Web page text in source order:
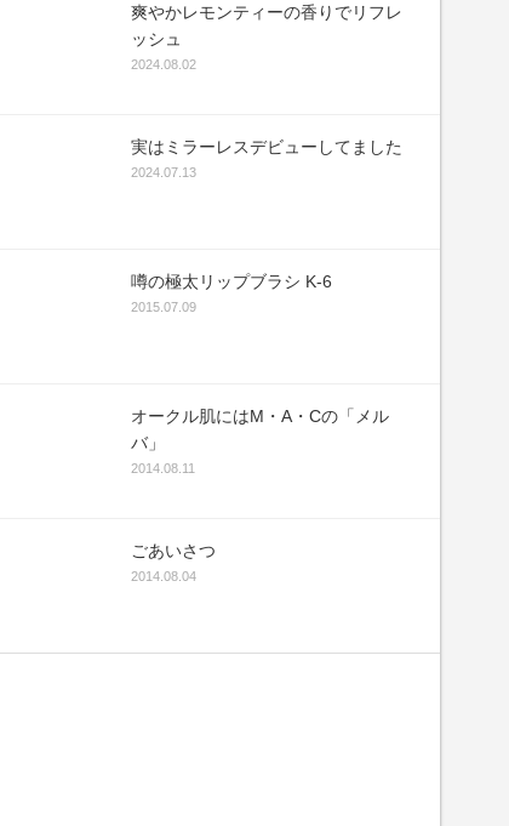
爽やかレモンティーの香りでリフレ
ッシュ
2024.08.02
実はミラーレスデビューしてました
2024.07.13
噂の極太リップブラシ K-6
2015.07.09
オークル肌にはM・A・Cの「メル
バ」
2014.08.11
ごあいさつ
2014.08.04